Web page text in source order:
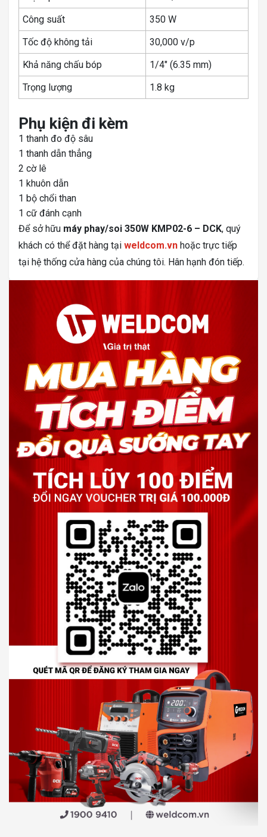
Công suất
350 W
Tốc độ không tải
30,000 v/p
Khả năng chấu bóp
1/4″ (6.35 mm)
Trọng lượng
1.8 kg
Phụ kiện đi kèm
1 thanh đo độ sâu
1 thanh dẫn thẳng
2 cờ lê
1 khuôn dẫn
1 bộ chổi than
1 cữ đánh cạnh
Để sở hữu máy phay/soi 350W KMP02-6 – DCK, quý
khách có thể đặt hàng tại weldcom.vn hoặc trực tiếp
tại hệ thống cửa hàng của chúng tôi. Hân hạnh đón tiếp.